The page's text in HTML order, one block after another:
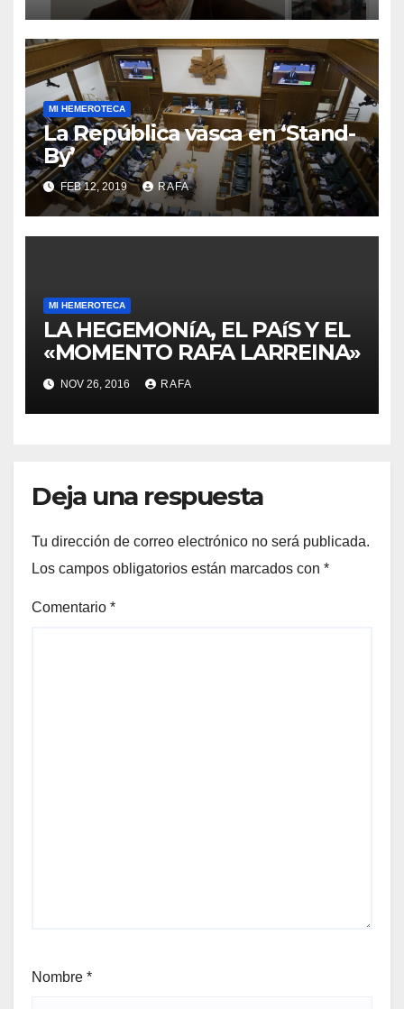
MI HEMEROTECA
La República vasca en ‘Stand-
By’
FEB 12, 2019 RAFA
MI HEMEROTECA
LA HEGEMONíA, EL PAíS Y EL
«MOMENTO RAFA LARREINA»
NOV 26, 2016 RAFA
Deja una respuesta
Tu dirección de correo electrónico no será publicada.
Los campos obligatorios están marcados con *
Comentario *
Nombre *